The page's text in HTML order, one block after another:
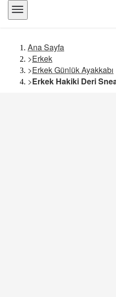
Ana Sayfa
>Erkek
>Erkek Günlük Ayakkabı
>Erkek Hakiki Deri